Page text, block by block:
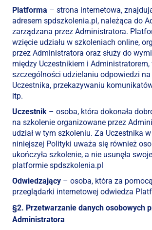
Platforma – strona internetowa,
adresem spdszkolenia.pl, należąca do
zarządzana przez Administratora.
wzięcie udziału w szkoleniach online,
przez Administratora oraz służy do
między Uczestnikiem i Administratorem,
szczególności udzielaniu odpowiedzi
Uczestnika, przekazywaniu
itp.
Uczestnik – osoba, która dokonała
na szkolenie organizowane przez
udział w tym szkoleniu. Za Uczestnika
niniejszej Polityki uważa się również
ukończyła szkolenie, a nie usunęła
platformie spdszkolenia.pl
Odwiedzający – osoba, która za
przeglądarki internetowej odwiedza
§2. Przetwarzanie danych osobowych
Administratora